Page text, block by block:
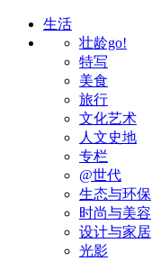
生活
壮龄go!
特写
美食
旅行
文化艺术
人文史地
专栏
@世代
生态与环保
时尚与美容
设计与家居
光影